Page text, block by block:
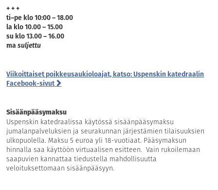
+ + +
ti–pe klo 10:00 – 18.00
la klo 10.00 – 15.00
su klo 13.00 – 16.00
masuljettu
Viikoittaiset poikkeusaukioloajat, katso: Uspenskin katedraalin
Facebook-sivut
Sisäänpääsymaksu
Uspenskin katedraalissa käytössä sisäänpääsymaksu
jumalanpalveluksien ja seurakunnan järjestämien tilaisuuksien
ulkopuolella. Maksu 5 euroa yli 18-vuotiaat. Pääsymaksun
hinnalla saa käyttöön virtuaalisen esitteen. Vain rukoilemaan
saapuvien kannattaa tiedustella mahdollisuutta
veloituksettomaan sisäänpääsyyn.